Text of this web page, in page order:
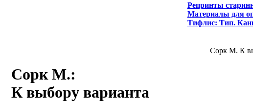
Репринты
Материалы для
Тифлис: Тип.
Сорк М. К
Сорк М.:
К выбору варианта